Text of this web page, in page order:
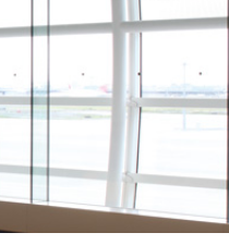
屋外鉄骨階段
チェーンゲート